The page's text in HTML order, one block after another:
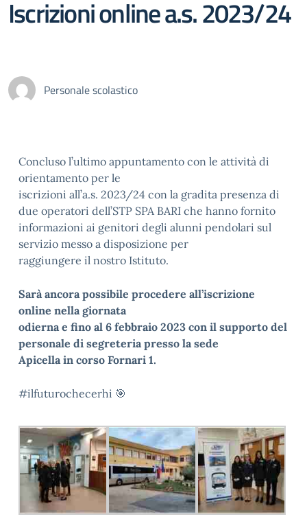
Iscrizioni online a.s. 2023/24
Personale scolastico
Concluso l’ultimo appuntamento con le attività di
orientamento per le
iscrizioni all’a.s. 2023/24 con la gradita presenza di
due operatori dell’STP SPA BARI che hanno fornito
informazioni ai genitori degli alunni pendolari sul
servizio messo a disposizione per
raggiungere il nostro Istituto.
Sarà ancora possibile procedere all’iscrizione
online nella giornata
odierna e fino al 6 febbraio 2023 con il supporto del
personale di segreteria presso la sede
Apicella in corso Fornari 1.
#ilfuturochecerhi 🎯